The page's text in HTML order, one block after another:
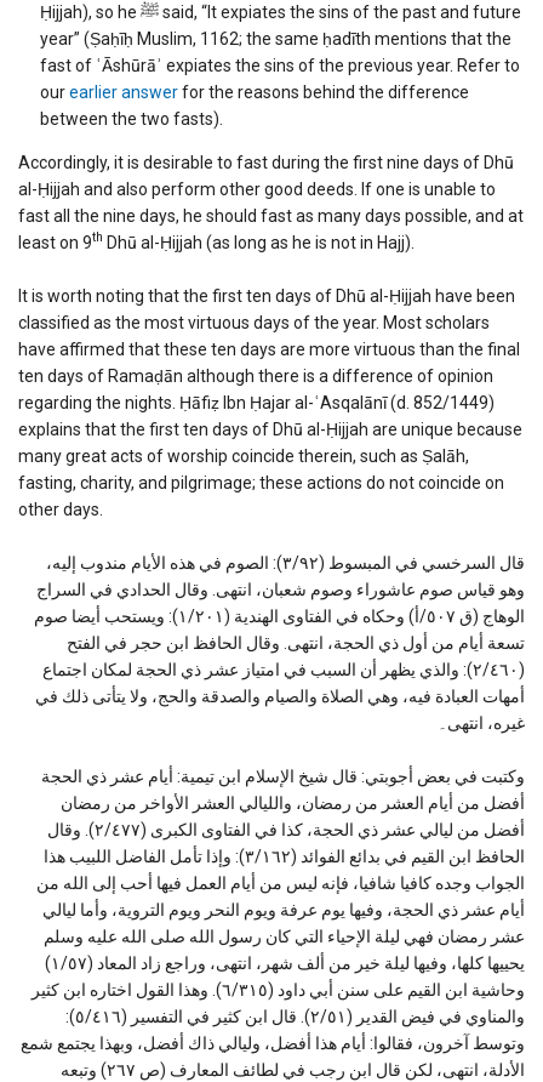
Ḥijjah), so he ﷺ said, “It expiates the sins of the past and future
year” (Ṣaḥīḥ Muslim, 1162; the same ḥadīth mentions that the
fast of ʿĀshūrāʾ expiates the sins of the previous year. Refer to
ourearlier answerfor the reasons behind the difference
between the two fasts).
Accordingly, it is desirable to fast during the first nine days of Dhū
al-Ḥijjah and also perform other good deeds. If one is unable to
fast all the nine days, he should fast as many days possible, and at
least on 9th Dhū al-Ḥijjah (as long as he is not in Hajj).
It is worth noting that the first ten days of Dhū al-Ḥijjah have been
classified as the most virtuous days of the year. Most scholars
have affirmed that these ten days are more virtuous than the final
ten days of Ramaḍān although there is a difference of opinion
regarding the nights. Ḥāfiẓ Ibn Ḥajar al-ʿAsqalānī (d. 852/1449)
explains that the first ten days of Dhū al-Ḥijjah are unique because
many great acts of worship coincide therein, such as Ṣalāh,
fasting, charity, and pilgrimage; these actions do not coincide on
other days.
قال السرخسي في المبسوط (٣/٩٢): الصوم في هذه الأيام مندوب إليه،
وهو قياس صوم عاشوراء وصوم شعبان، انتهى. وقال الحدادي في السراج
الوهاج (ق ٥٠٧/أ) وحكاه في الفتاوى الهندية (١/٢٠١): ويستحب أيضا صوم
تسعة أيام من أول ذي الحجة، انتهى. وقال الحافظ ابن حجر في الفتح
(٢/٤٦٠): والذي يظهر أن السبب في امتياز عشر ذي الحجة لمكان اجتماع
أمهات العبادة فيه، وهي الصلاة والصيام والصدقة والحج، ولا يتأتى ذلك في
غيره، انتهى۔
وكتبت في بعض أجوبتي: قال شیخ الإسلام ابن تیمیة: أیام عشر ذي الحجة
أفضل من أیام العشر من رمضان، واللیالي العشر الأواخر من رمضان
أفضل من لیالي عشر ذي الحجة، كذا في الفتاوی الكبری (٢/٤۷۷). وقال
الحافظ ابن القیم في بدائع الفوائد (٣/۱٦۲): وإذا تأمل الفاضل اللبیب هذا
الجواب وجده كافیا شافیا، فإنه لیس من أیام العمل فیها أحب إلی الله من
أیام عشر ذي الحجة، وفیها یوم عرفة ویوم النحر ویوم الترویة، وأما لیالي
عشر رمضان فهي لیلة الإحیاء التي كان رسول الله صلی الله علیه وسلم
یحییها كلها، وفیها لیلة خیر من ألف شهر، انتهی، وراجع زاد المعاد (١/٥۷)
وحاشیة ابن القیم علی سنن أبي داود (٦/۳۱٥). وهذا القول اختاره ابن كثیر
والمناوي في فيض القدير (٢/٥۱). قال ابن كثیر في التفسير (٥/٤۱٦):
وتوسط آخرون، فقالوا: أیام هذا أفضل، ولیالي ذاك أفضل، وبهذا یجتمع شمع
الأدلة، انتهی، لکن قال ابن رجب في لطائف المعارف (ص ۲٦۷) وتبعه